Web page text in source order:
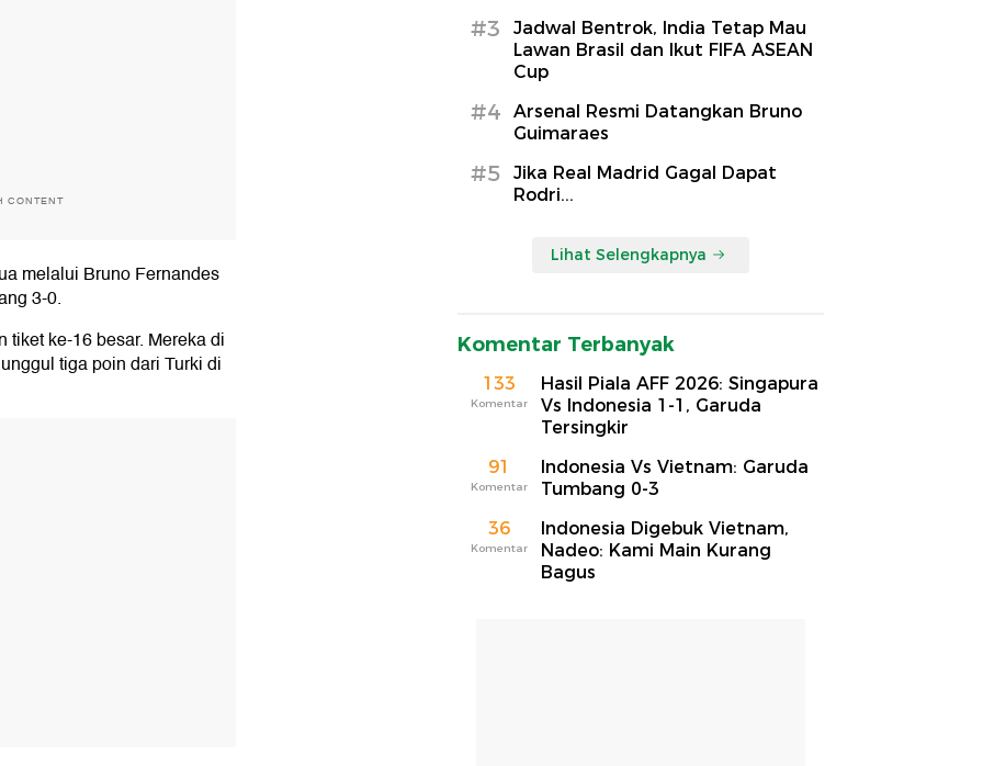
CONTENT
melalui Bruno Fernandes
3-0.
ke-16 besar. Mereka di
tiga poin dari Turki di
#3
Jadwal Bentrok, India Tetap Mau
Lawan Brasil dan Ikut FIFA ASEAN
Cup
#4
Arsenal Resmi Datangkan Bruno
Guimaraes
#5
Jika Real Madrid Gagal Dapat
Rodri...
Lihat Selengkapnya
Komentar Terbanyak
133
Komentar
Hasil Piala AFF 2026: Singapura
Vs Indonesia 1-1, Garuda
Tersingkir
91
Komentar
Indonesia Vs Vietnam: Garuda
Tumbang 0-3
36
Komentar
Indonesia Digebuk Vietnam,
Nadeo: Kami Main Kurang
Bagus